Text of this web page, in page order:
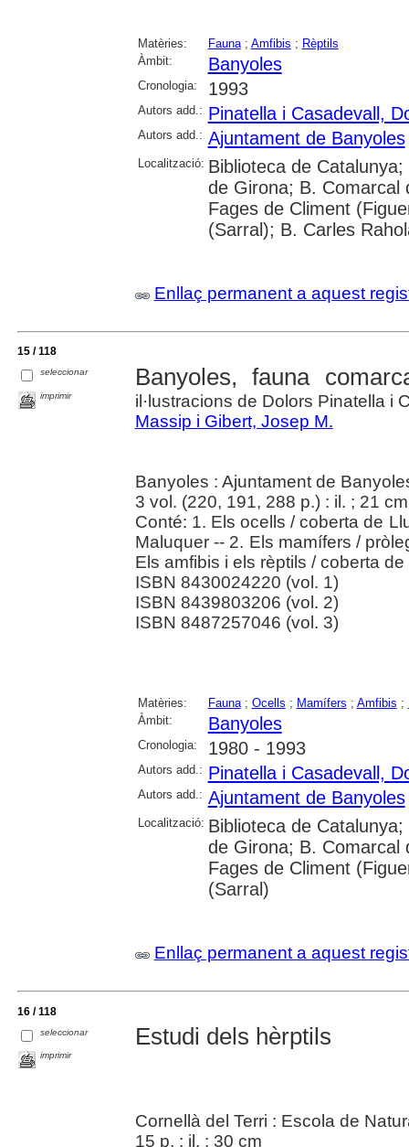
Matèries: Fauna; Amfibis ; Rèptils
Àmbit:
Banyoles
Cronologia: 1993
Autors add.: Pinatella i Casadevall,
Autors add.: Ajuntament de Banyoles
Localització: Biblioteca de
de Girona; B. Comarcal
Fages de Climent
(Sarral); B. Carles
Enllaç permanent a aquest
15 / 118
seleccionar
imprimir
Banyoles, fauna
il·lustracions de Dolors Pinatella i
Massip i Gibert, Josep M.
Banyoles : Ajuntament de
3 vol. (220, 191, 288 p.) : il. ; 21 cm
Conté: 1. Els ocells / coberta de
Maluquer -- 2. Els mamífers /
Els amfibis i els rèptils / coberta
ISBN 8430024220 (vol. 1)
ISBN 8439803206 (vol. 2)
ISBN 8487257046 (vol. 3)
Matèries: Fauna; Ocells ; Mamífers ; Amfibis ;
Àmbit:
Banyoles
Cronologia: 1980 - 1993
Autors add.: Pinatella i Casadevall,
Autors add.: Ajuntament de Banyoles
Localització: Biblioteca de
de Girona; B. Comarcal
Fages de Climent
(Sarral)
Enllaç permanent a aquest
16 / 118
seleccionar
imprimir
Estudi dels hèrptils
Cornellà del Terri : Escola de
15 p. : il. ; 30 cm